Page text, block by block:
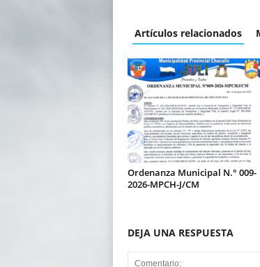
Artículos relacionados
Ordenanza Municipal N.° 009-
2026-MPCH-J/CM
DEJA UNA RESPUESTA